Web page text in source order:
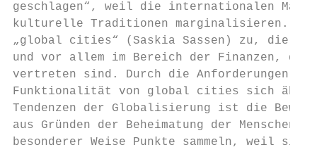
geschlagen“, weil die internationalen
kulturelle Traditionen marginalisieren.
„global cities“ (Saskia Sassen) zu, die
und vor allem im Bereich der Finanzen, der
vertreten sind. Durch die Anforderungen
Funktionalität von global cities sich
Tendenzen der Globalisierung ist die
aus Gründen der Beheimatung der
besonderer Weise Punkte sammeln, weil